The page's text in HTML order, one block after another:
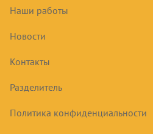
Наши работы
Новости
Контакты
Разделитель
Политика конфиденциальности